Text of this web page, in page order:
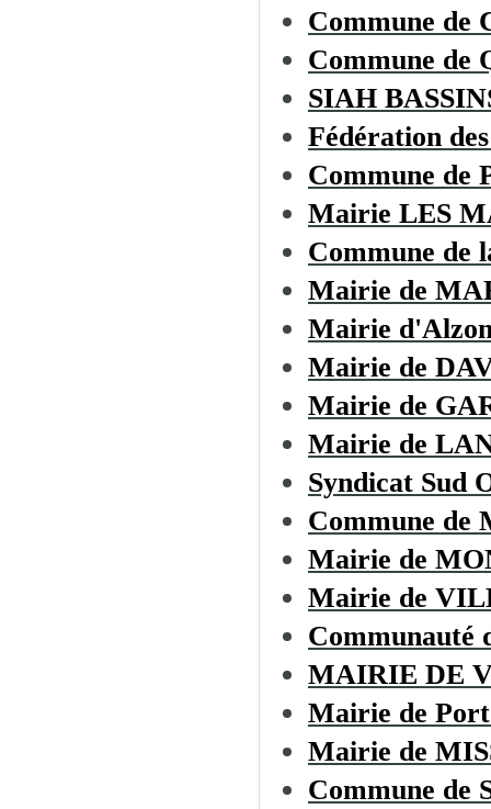
Commune de
Commune
SIAH
Fédération
Commune de
Mairie LES
Commune de
Mairie de
Mairie
Mairie de
Mairie de
Mairie de
Syndicat Sud
Commune de
Mairie de
Mairie de
Communauté
MAIRIE DE
Mairie de
Mairie de
Commune de